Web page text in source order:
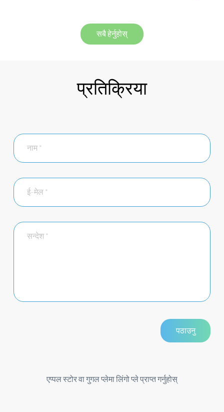
सबै हेर्नुहोस्
प्रतिक्रिया
एप्पल स्टोर वा गुगल प्लेमा लिंगो प्ले प्राप्त गर्नुहोस्